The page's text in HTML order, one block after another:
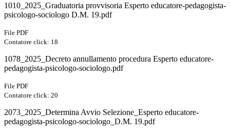
1010_2025_Graduatoria provvisoria Esperto educatore-pedagogista-
psicologo-sociologo D.M. 19.pdf
File PDF
Contatore click: 18
1078_2025_Decreto annullamento procedura Esperto educatore-
pedagogista-psicologo-sociologo.pdf
File PDF
Contatore click: 20
2073_2025_Determina Avvio Selezione_Esperto educatore-
pedagogista-psicologo-sociologo_D.M. 19.pdf